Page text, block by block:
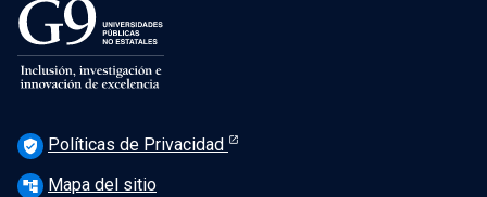
verified_user Políticas de Privacidad
account_tree Mapa del sitio